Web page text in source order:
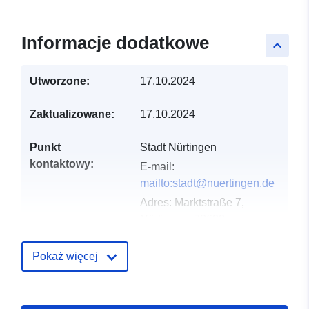
keyboard_arrow_up
Informacje dodatkowe
Utworzone: 17.10.2024
Zaktualizowane: 17.10.2024
Punkt
kontaktowy:
Stadt Nürtingen
E-mail:
mailto:stadt@nuertingen.de
Adres: Marktstraße 7,
Pokaż więcej